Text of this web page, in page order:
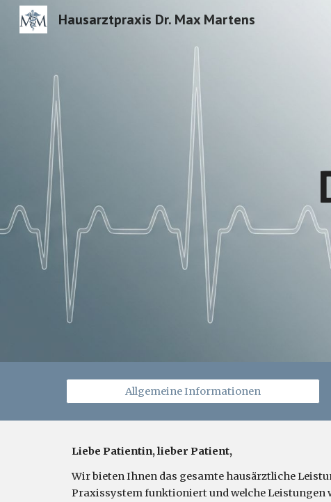
Hausarztpraxis Dr. Max Martens
Allgemeine Informationen
Liebe Patientin, lieber Patient,
Wir bieten Ihnen das gesamte hausärztliche
Praxissystem funktioniert und welche Leistungen